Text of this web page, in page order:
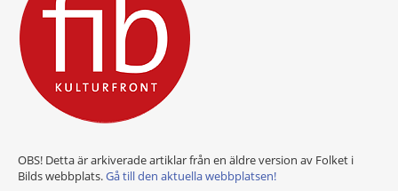
OBS! Detta är arkiverade artiklar från en äldre version av Folket i
Bilds webbplats.Gå till den aktuella webbplatsen!